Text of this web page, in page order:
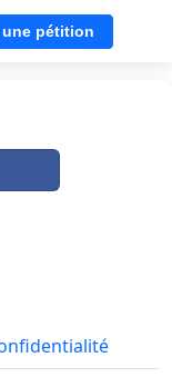
une pétition